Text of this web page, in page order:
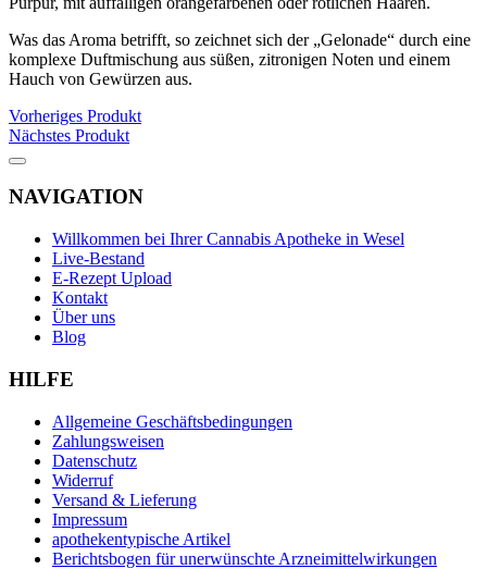
Was das Aroma betrifft, so zeichnet sich der „Gelonade“ durch eine
komplexe Duftmischung aus süßen, zitronigen Noten und einem
Hauch von Gewürzen aus.
Vorheriges Produkt
Nächstes Produkt
NAVIGATION
Willkommen bei Ihrer Cannabis Apotheke in Wesel
Live-Bestand
E-Rezept Upload
Kontakt
Über uns
Blog
HILFE
Allgemeine Geschäftsbedingungen
Zahlungsweisen
Datenschutz
Widerruf
Versand & Lieferung
Impressum
apothekentypische Artikel
Berichtsbogen für unerwünschte Arzneimittelwirkungen